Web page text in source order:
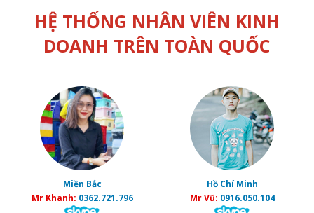
HỆ THỐNG NHÂN VIÊN KINH
DOANH TRÊN TOÀN QUỐC
Miền Bắc
Mr Khanh: 0362.721.796
Hồ Chí Minh
Mr Vũ: 0916.050.104